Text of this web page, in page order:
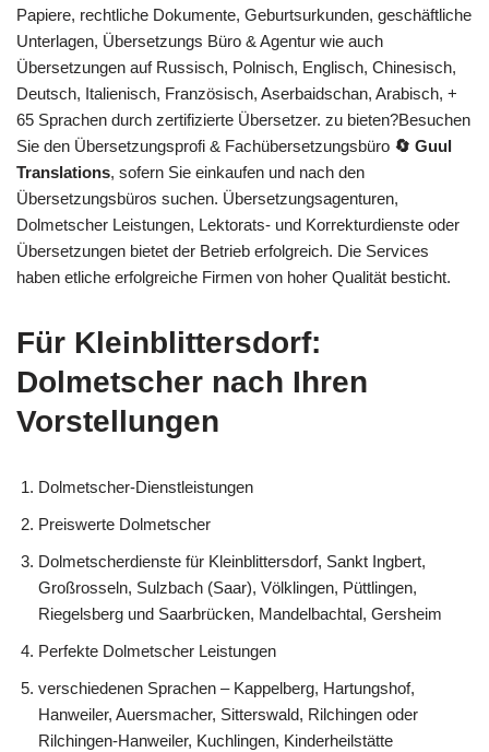
Papiere, rechtliche Dokumente, Geburtsurkunden, geschäftliche
Unterlagen, Übersetzungs Büro & Agentur wie auch
Übersetzungen auf Russisch, Polnisch, Englisch, Chinesisch,
Deutsch, Italienisch, Französisch, Aserbaidschan, Arabisch, +
65 Sprachen durch zertifizierte Übersetzer. zu bieten?Besuchen
Sie den Übersetzungsprofi & Fachübersetzungsbüro 🔄 Guul
Translations, sofern Sie einkaufen und nach den
Übersetzungsbüros suchen. Übersetzungsagenturen,
Dolmetscher Leistungen, Lektorats- und Korrekturdienste oder
Übersetzungen bietet der Betrieb erfolgreich. Die Services
haben etliche erfolgreiche Firmen von hoher Qualität besticht.
Für Kleinblittersdorf:
Dolmetscher nach Ihren
Vorstellungen
Dolmetscher-Dienstleistungen
Preiswerte Dolmetscher
Dolmetscherdienste für Kleinblittersdorf, Sankt Ingbert,
Großrosseln, Sulzbach (Saar), Völklingen, Püttlingen,
Riegelsberg und Saarbrücken, Mandelbachtal, Gersheim
Perfekte Dolmetscher Leistungen
verschiedenen Sprachen – Kappelberg, Hartungshof,
Hanweiler, Auersmacher, Sitterswald, Rilchingen oder
Rilchingen-Hanweiler, Kuchlingen, Kinderheilstätte